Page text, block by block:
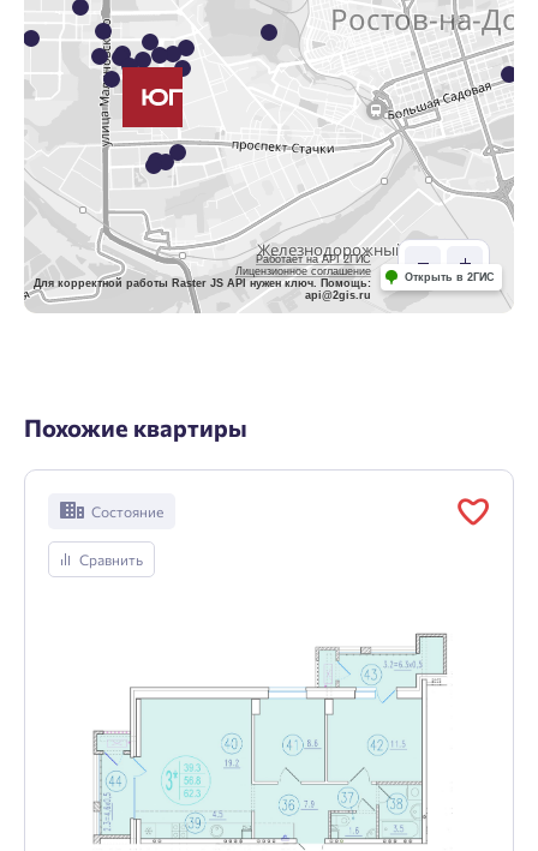
Работает на API 2ГИС
Лицензионное соглашение
Для корректной работы Raster JS API нужен ключ. Помощь:
api@2gis.ru
Открыть в 2ГИС
Похожие квартиры
Состояние
Сравнить